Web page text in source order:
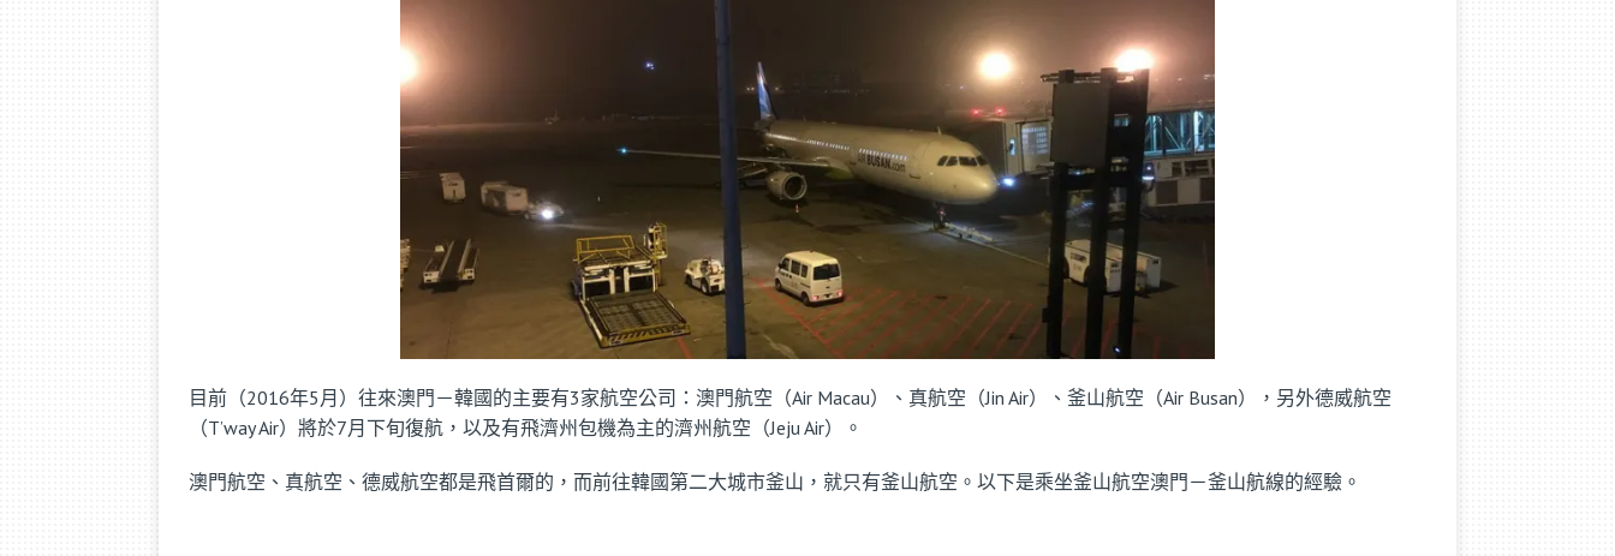
目前（2016年5月）往來澳門－韓國的主要有3家航空公司：澳門航空（Air Macau）、真航空（Jin Air）、釜山航空（Air Busan），另外德威航空
（T’way Air）將於7月下旬復航，以及有飛濟州包機為主的濟州航空（Jeju Air）。
澳門航空、真航空、德威航空都是飛首爾的，而前往韓國第二大城市釜山，就只有釜山航空。以下是乘坐釜山航空澳門－釜山航線的經驗。